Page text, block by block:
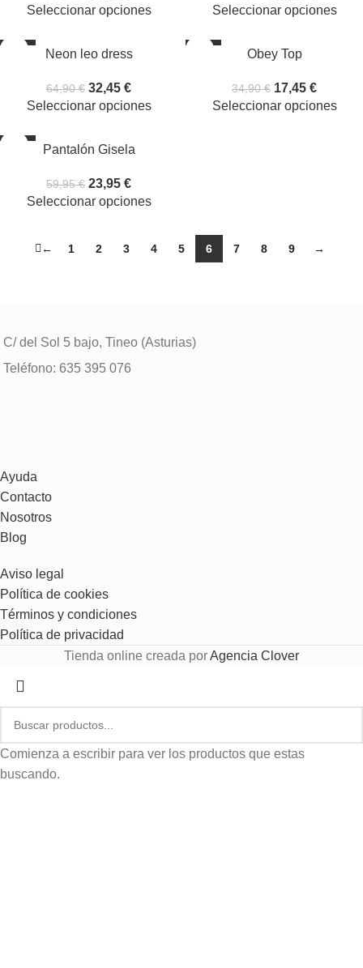
Seleccionar opciones Seleccionar opciones
Neon leo dress
64,90€ 32,45 €
Seleccionar opciones
Obey Top
34,90€ 17,45 €
Seleccionar opciones
Pantalón Gisela
59,95€ 23,95 €
Seleccionar opciones
← 1 2 3 4 5 6 7 8 9 →
C/ del Sol 5 bajo, Tineo (Asturias)
Teléfono: 635 395 076
Ayuda
Contacto
Nosotros
Blog
Aviso legal
Política de cookies
Términos y condiciones
Política de privacidad
Tienda online creada porAgencia Clover
Comienza a escribir para ver los productos que estas
buscando.